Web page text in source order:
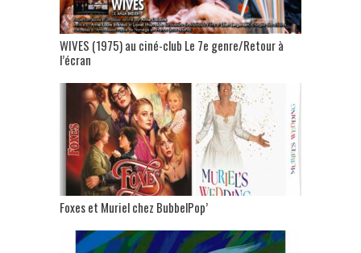
WIVES (1975) au ciné-club Le 7e genre/Retour à
l’écran
Foxes et Muriel chez BubbelPop’